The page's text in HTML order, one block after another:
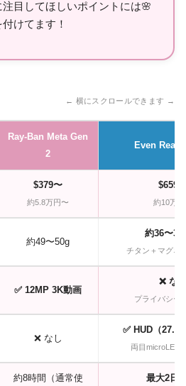
注目してほしいポイントには🌸
けてます！
← 横にスクロールできます →
Ray-Ban Meta Gen
2
Even
$379〜
約5.8万円〜
$659
約10万
約49〜50g
約36〜
チタン＋マグネ
✅ 12MP 3K動画
❌ な
プライバシー
❌ なし
✅ HUD（
両目microLED
約8時間（通常使 最大2日